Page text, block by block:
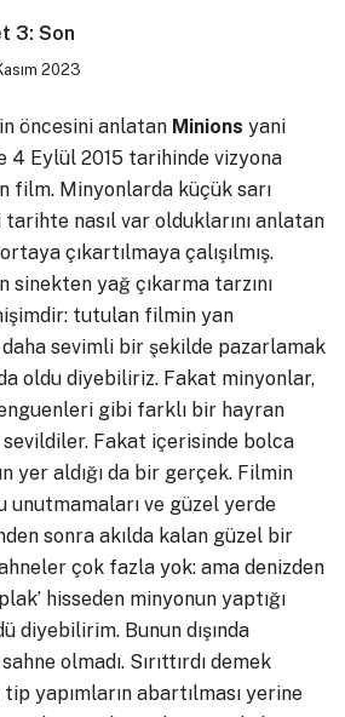
3: Son
2023
öncesini anlatan Minions yani
4 Eylül 2015 tarihinde vizyona
film. Minyonlarda küçük sarı
nasıl var olduklarını anlatan
çıkartılmaya çalışılmış.
sinekten yağ çıkarma tarzını
tutulan filmin yan
sevimli bir şekilde pazarlamak
oldu diyebiliriz. Fakat minyonlar,
gibi farklı bir hayran
Fakat içerisinde bolca
yer aldığı da bir gerçek. Filmin
unutmamaları ve güzel yerde
sonra akılda kalan güzel bir
çok fazla yok: ama denizden
hisseden minyonun yaptığı
diyebilirim. Bunun dışında
olmadı. Sırıttırdı demek
yapımların abartılması yerine